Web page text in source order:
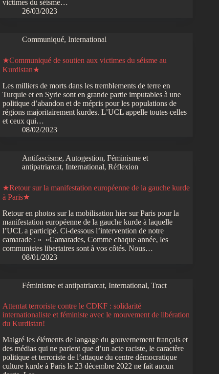
victimes du séisme…
26/03/2023
Communiqué, International
★Communiqué de soutien aux victimes du séisme au
Kurdistan★
Les milliers de morts dans les tremblements de terre en
Turquie et en Syrie sont en grande partie imputables à une
politique d’abandon et de mépris pour les populations de
régions majoritairement kurdes. L’UCL appelle toutes celles
et ceux qui…
08/02/2023
Antifascisme, Autogestion, Féminisme et
antipatriarcat, International, Réflexion
★Retour sur la manifestation européenne de la gauche kurde
à Paris★
Retour en photos sur la mobilisation hier sur Paris pour la
manifestation européenne de la gauche kurde à laquelle
l’UCL a participé. Ci-dessous l’intervention de notre
camarade : « »Camarades, Comme chaque année, les
communistes libertaires sont à vos côtés. Nous…
08/01/2023
Féminisme et antipatriarcat, International, Tract
Attentat terroriste contre le CDKF : solidarité
internationaliste et féministe avec le mouvement de libération
du Kurdistan!
Malgré les éléments de langage du gouvernement français et
des médias qui ne parlent que d’un acte raciste, le caractère
politique et terroriste de l’attaque du centre démocratique
culture kurde à Paris le 23 décembre 2022 ne fait aucun